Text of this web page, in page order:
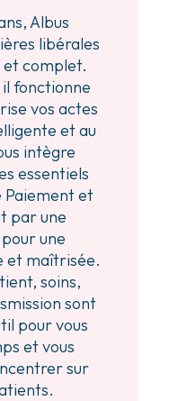
Albus
libérales
et complet.
fonctionne
vos actes
et au
intègre
essentiels
Paiement et
par une
une
et maîtrisée.
soins,
sont
pour vous
et vous
sur